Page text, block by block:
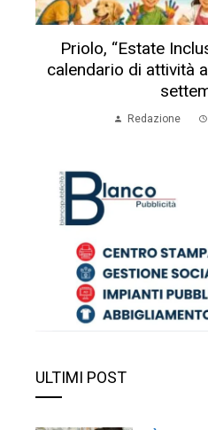
Priolo, “Estate
calendario di attività
Redazione
ULTIMI POST